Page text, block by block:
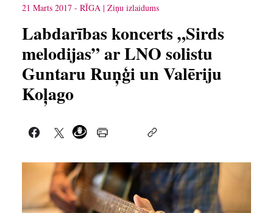
21 Marts 2017 - RĪGA Ziņu izlaidums
Labdarības koncerts „Sirds
melodijas” ar LNO solistu
Guntaru Ruņģi un Valēriju
Koļago